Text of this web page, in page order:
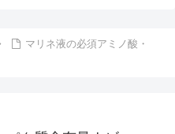
マリネ液の必須アミノ酸・